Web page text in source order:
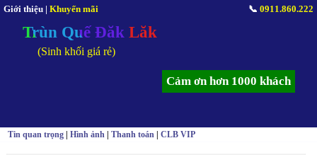
Giới thiệu | Khuyến mãi 📞 0911.860.222
Trùn Quế Đăk Lăk
(Sinh khối giá rẻ)
Cảm ơn hơn 1000 khách
Tin quan trọng |Hình ảnh |Thanh toán |CLB VIP